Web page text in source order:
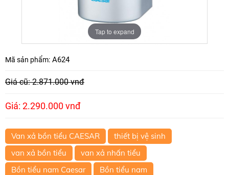
Tap to expand
Mã sản phẩm: A624
Giá cũ: 2.871.000 vnđ
Giá: 2.290.000 vnđ
Van xả bồn tiểu CAESAR
thiết bị vệ sinh
van xả bồn tiểu
van xả nhấn tiểu
Bồn tiểu nam Caesar
Bồn tiểu nam